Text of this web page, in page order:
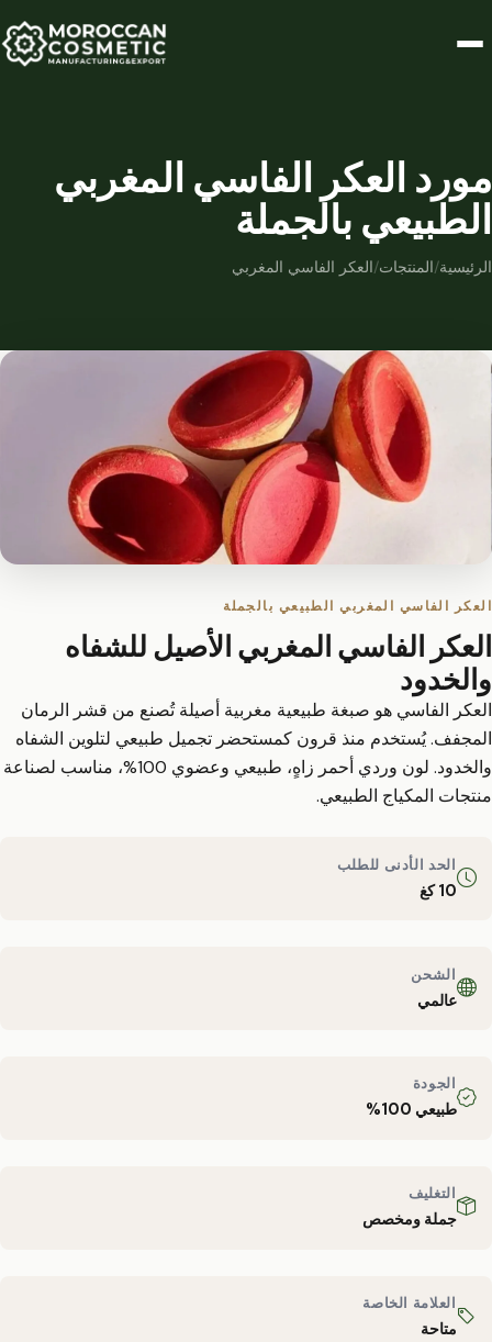
مورد العكر الفاسي المغربي
الطبيعي بالجملة
الرئيسية/المنتجات/العكر الفاسي المغربي
العكر الفاسي المغربي الطبيعي بالجملة
العكر الفاسي المغربي الأصيل للشفاه
والخدود
العكر الفاسي هو صبغة طبيعية مغربية أصيلة تُصنع من قشر الرمان
المجفف. يُستخدم منذ قرون كمستحضر تجميل طبيعي لتلوين الشفاه
والخدود. لون وردي أحمر زاهٍ، طبيعي وعضوي 100%، مناسب لصناعة
منتجات المكياج الطبيعي.
الحد الأدنى للطلب
10 كغ
الشحن
عالمي
الجودة
طبيعي 100%
التغليف
جملة ومخصص
العلامة الخاصة
متاحة